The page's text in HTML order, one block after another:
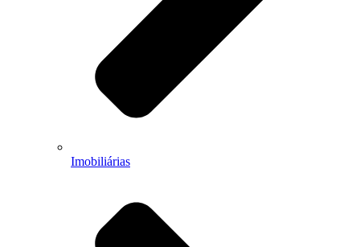
Imobiliárias